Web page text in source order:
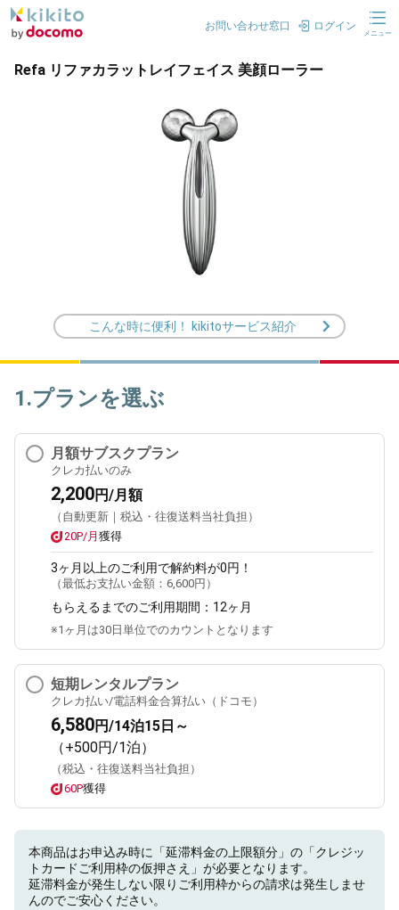
お問い合わせ窓口 ログイン
メニュー
Refa リファカラットレイフェイス 美顔ローラー
こんな時に便利！ kikitoサービス紹介
1.プランを選ぶ
月額サブスクプラン
クレカ払いのみ
2,200円/月額
（自動更新｜税込・往復送料当社負担）
20P/月 獲得
3ヶ月 以上のご利用で解約料が0円！
（最低お支払い金額： 6,600円 ）
もらえるまでのご利用期間： 12ヶ月
※1ヶ月は30日単位でのカウントとなります
短期レンタルプラン
クレカ払い/電話料金合算払い（ドコモ）
6,580円/14泊15日～
（+500円/1泊）
（税込・往復送料当社負担）
60P獲得
本商品はお申込み時に「延滞料金の上限額分」の「クレジッ
トカードご利用枠の仮押さえ」が必要となります。
延滞料金が発生しない限りご利用枠からの請求は発生しませ
んのでご安心ください。